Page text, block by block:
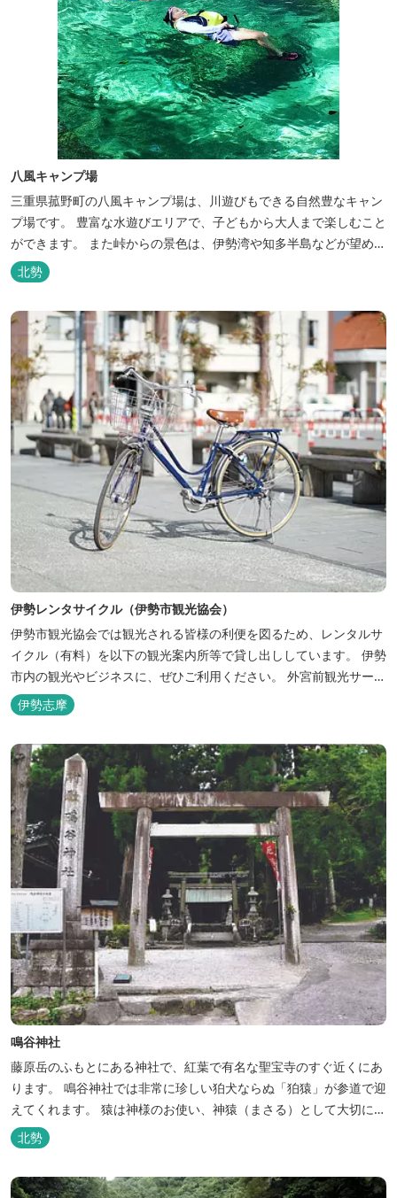
八風キャンプ場
三重県菰野町の八風キャンプ場は、川遊びもできる自然豊なキャン
プ場です。 豊富な水遊びエリアで、子どもから大人まで楽しむこと
ができます。 また峠からの景色は、伊勢湾や知多半島などが望めま
す。
北勢
伊勢レンタサイクル（伊勢市観光協会）
伊勢市観光協会では観光される皆様の利便を図るため、レンタルサ
イクル（有料）を以下の観光案内所等で貸し出ししています。 伊勢
市内の観光やビジネスに、ぜひご利用ください。 外宮前観光サービ
スセンター 電話 0596-23-3323 伊勢市駅手荷物預かり所 電
話 0596-65-6861
伊勢志摩
鳴谷神社
藤原岳のふもとにある神社で、紅葉で有名な聖宝寺のすぐ近くにあ
ります。 鳴谷神社では非常に珍しい狛犬ならぬ「狛猿」が参道で迎
えてくれます。 猿は神様のお使い、神猿（まさる）として大切にさ
れてきました。 「見ざる」「言わざる」「聞かざる」の教えは良い
ことだけを聞いて、見て、悪口を言わなければ運が開け、幸せを招
くということ。 置かれている場所や立場でベストを尽くすパワーを
授けてもらえます。...
北勢